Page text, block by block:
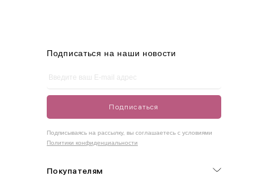
42-50
Как правильно себя обмерить
Измеряется по самым выступающим точкам.
Покупателям
Подписаться на наши новости
Подписаться
Подписываясь на рассылку, вы соглашаетесь с условиями
Политики конфиденциальности